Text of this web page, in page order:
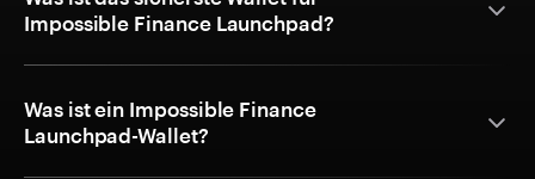
Impossible Finance Launchpad?
Was ist ein Impossible Finance
Launchpad-Wallet?